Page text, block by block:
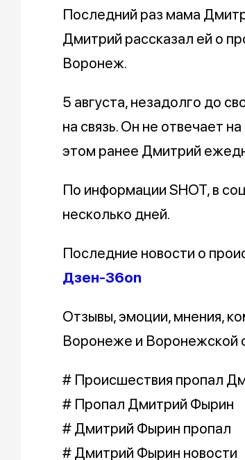
Последний раз мама
Дмитрий рассказал ей о
Воронеж.
5 августа, незадолго до
на связь. Он не отвечает
этом ранее Дмитрий
По информации SHOT, в
несколько дней.
Последние новости о
Дзен-36on
Отзывы, эмоции, мнения,
Воронеже и Воронежской
# Происшествия пропал
# Пропал Дмитрий Фырин
# Дмитрий Фырин пропал
# Дмитрий Фырин новости